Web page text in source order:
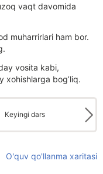
vaqt davomida
muharrirlari ham bor.
vosita kabi,
xohishlarga bog’liq.
Keyingi dars
O'quv qo'llanma xaritasi